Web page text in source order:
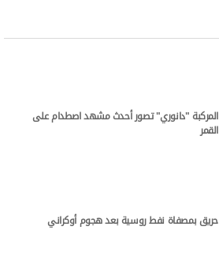
المركبة "دانوري" تصور أحدث مشهد اصطدام على
القمر
حريق بمصفاة نفط روسية بعد هجوم أوكراني